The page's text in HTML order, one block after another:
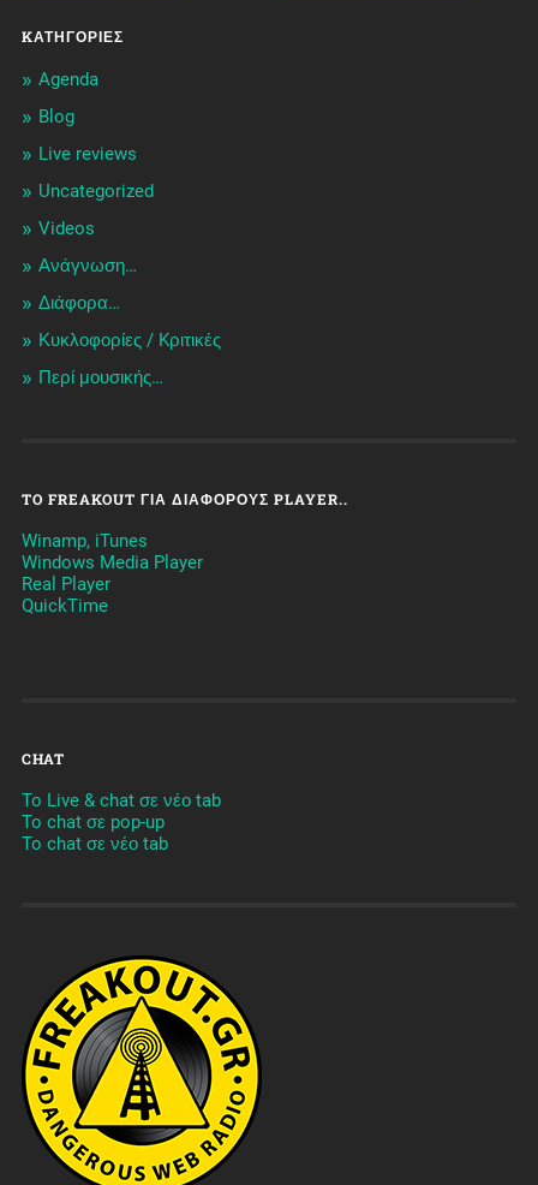
KΑΤΗΓΟΡΊΕΣ
Agenda
Blog
Live reviews
Uncategorized
Videos
Ανάγνωση…
Διάφορα…
Κυκλοφορίες / Kριτικές
Περί μουσικής…
TO FREAKOUT ΓΙΑ ΔΙΆΦΟΡΟΥΣ PLAYER..
Winamp, iTunes
Windows Media Player
Real Player
QuickTime
CHAT
To Live & chat σε νέο tab
To chat σε pop-up
To chat σε νέο tab